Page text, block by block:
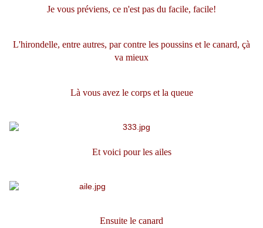
Je vous préviens, ce n'est pas du facile, facile!
L'hirondelle, entre autres, par contre les poussins et le canard, çà
va mieux
Là vous avez le corps et la queue
Et voici pour les ailes
Ensuite le canard